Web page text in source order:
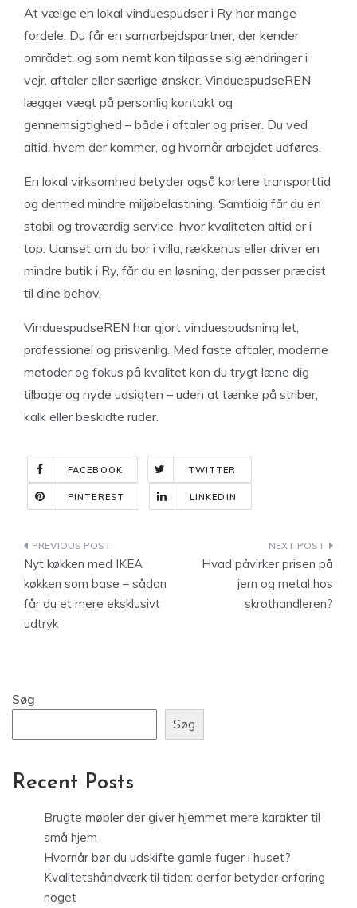
At vælge en lokal vinduespudser i Ry har mange
fordele. Du får en samarbejdspartner, der kender
området, og som nemt kan tilpasse sig ændringer i
vejr, aftaler eller særlige ønsker. VinduespudseREN
lægger vægt på personlig kontakt og
gennemsigtighed – både i aftaler og priser. Du ved
altid, hvem der kommer, og hvornår arbejdet udføres.
En lokal virksomhed betyder også kortere transporttid
og dermed mindre miljøbelastning. Samtidig får du en
stabil og troværdig service, hvor kvaliteten altid er i
top. Uanset om du bor i villa, rækkehus eller driver en
mindre butik i Ry, får du en løsning, der passer præcist
til dine behov.
VinduespudseREN har gjort vinduespudsning let,
professionel og prisvenlig. Med faste aftaler, moderne
metoder og fokus på kvalitet kan du trygt læne dig
tilbage og nyde udsigten – uden at tænke på striber,
kalk eller beskidte ruder.
FACEBOOK TWITTER
PINTEREST LINKEDIN
Indlægsnavigation
Nyt køkken med IKEA
køkken som base – sådan
får du et mere eksklusivt
udtryk
Hvad påvirker prisen på
jern og metal hos
skrothandleren?
Søg
Søg
Recent Posts
Brugte møbler der giver hjemmet mere karakter til
små hjem
Hvornår bør du udskifte gamle fuger i huset?
Kvalitetshåndværk til tiden: derfor betyder erfaring
noget